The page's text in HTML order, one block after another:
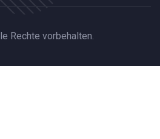
Rechte vorbehalten.